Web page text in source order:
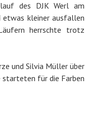
des DJK Werl am
etwas kleiner ausfallen
herrschte trotz
und Silvia Müller über
für die Farben